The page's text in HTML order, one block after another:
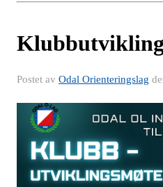
Postet av Odal Orienteringslag